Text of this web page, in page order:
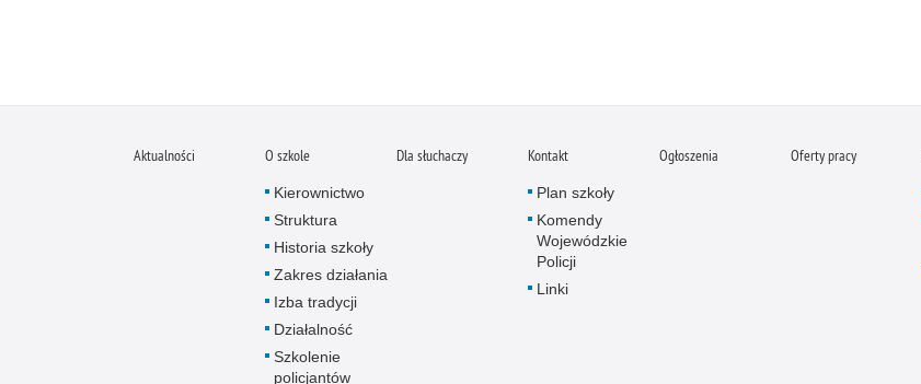
Aktualności O szkole
Kierownictwo
Struktura
Historia szkoły
Zakres działania
Izba tradycji
Działalność
Szkolenie
policjantów
Dla słuchaczy Kontakt
Plan szkoły
Komendy
Wojewódzkie
Policji
Linki
Ogłoszenia Oferty pracy